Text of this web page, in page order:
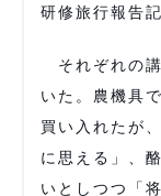
研修旅行報告
それぞれの講
いた。農機具
買い入れたが
に思える」、
いとしつつ「